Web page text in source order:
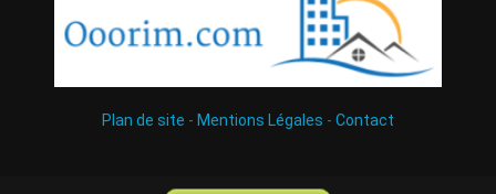
Plan de site - Mentions Légales - Contact